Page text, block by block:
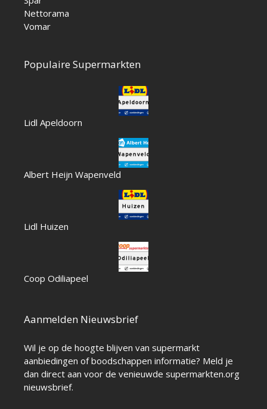
Nettorama
Vomar
Populaire Supermarkten
Lidl Apeldoorn
Albert Heijn Wapenveld
Lidl Huizen
Coop Odiliapeel
Aanmelden Nieuwsbrief
Wil je op de hoogte blijven van supermarkt
aanbiedingen of boodschappen informatie? Meld je
dan direct aan voor de venieuwde supermarkten.org
nieuwsbrief.